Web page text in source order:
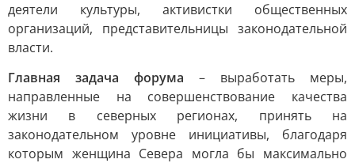
деятели культуры, активистки общественных
организаций, представительницы законодательной
власти.
Главная задача форума – выработать меры,
направленные на совершенствование качества
жизни в северных регионах, принять на
законодательном уровне инициативы, благодаря
которым женщина Севера могла бы максимально